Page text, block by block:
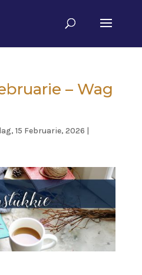
– Wag
15 Februarie, 2026 |